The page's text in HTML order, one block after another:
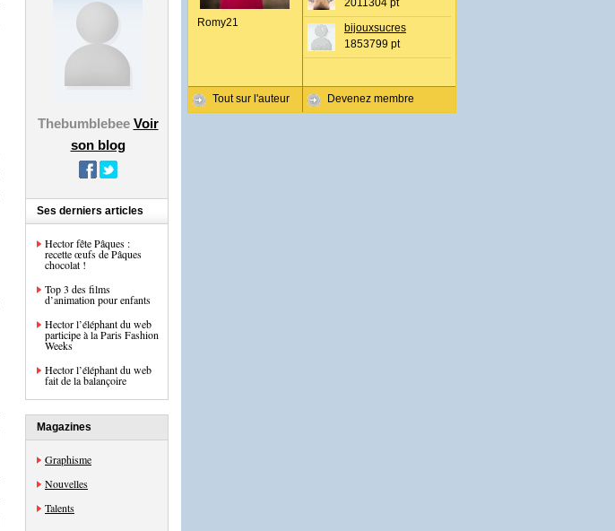
Thebumblebee Voir
son blog
Ses derniers articles
Hector fête Pâques :
recette œufs de Pâques
chocolat !
Top 3 des films
d’animation pour enfants
Hector l’éléphant du web
participe à la Paris Fashion
Weeks
Hector l’éléphant du web
fait de la balançoire
Magazines
Graphisme
Nouvelles
Talents
Romy21
Tout sur l'auteur
2011304 pt
bijouxsucres
1853799 pt
Devenez membre